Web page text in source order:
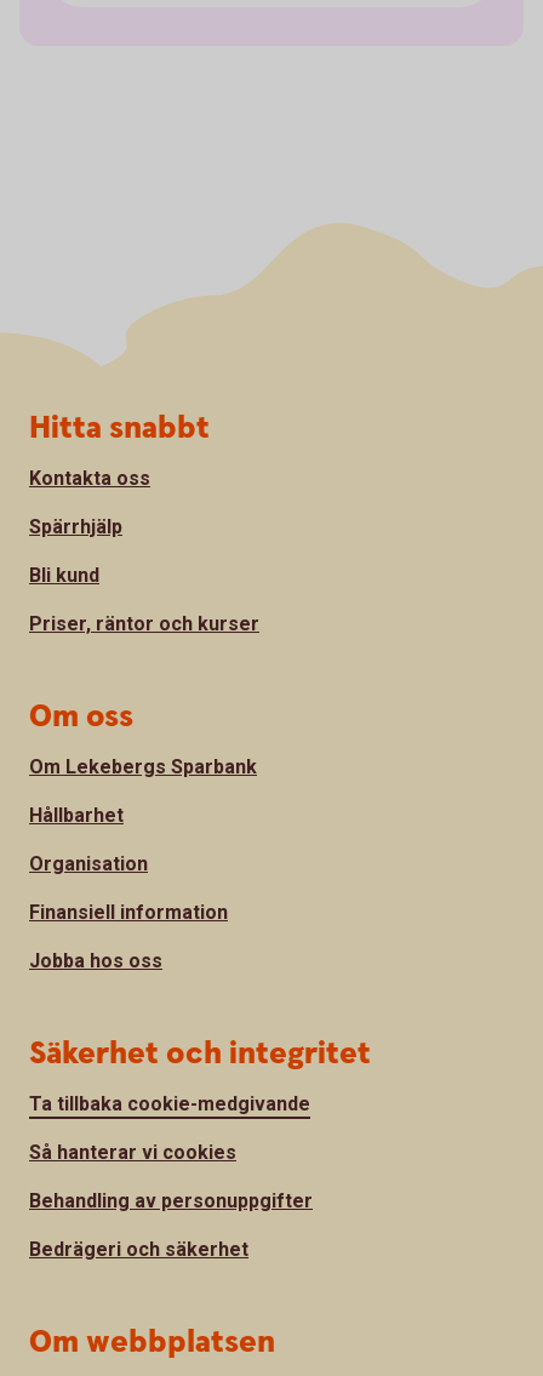
Sidfot
Hitta snabbt
Kontakta oss
Spärrhjälp
Bli kund
Priser, räntor och kurser
Om oss
Om Lekebergs Sparbank
Hållbarhet
Organisation
Finansiell information
Jobba hos oss
Säkerhet och integritet
Ta tillbaka cookie-medgivande
Så hanterar vi cookies
Behandling av personuppgifter
Bedrägeri och säkerhet
Om webbplatsen